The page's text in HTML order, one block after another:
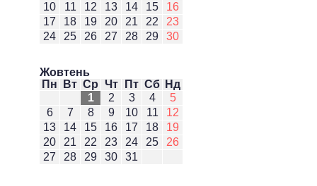
10
11 12 13 14 15
16
17
18 19 20 21 22
23
24
25 26 27 28 29 30
Жовтень
Пн
Вт Ср Чт Пт Сб Нд
1
2 3 4
5
6
7 8 9 10 11
12
13
14 15 16 17 18
19
20
21 22 23 24 25
26
27
28 29 30 31